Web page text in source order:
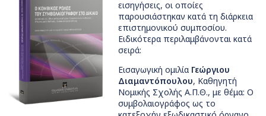
εισηγήσεις, οι οποίες
παρουσιάστηκαν κατά τη διάρκεια
επιστημονικού συμποσίου.
Ειδικότερα περιλαμβάνονται κατά
σειρά:
Εισαγωγική ομιλία Γεώργιου
Διαμαντόπουλου, Καθηγητή
Νομικής Σχολής Α.Π.Θ., με θέμα: Ο
συμβολαιογράφος ως το